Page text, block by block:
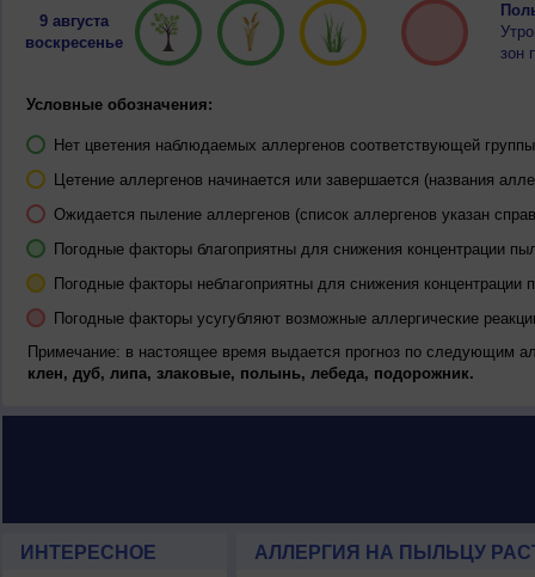
9 августа
воскресенье
зон
Условные обозначения:
Нет цветения наблюдаемых аллергенов соответствующей
Цетение аллергенов начинается или завершается (названия
Ожидается пыление аллергенов (список аллергенов указан
Погодные факторы благоприятны для снижения концентрации
Погодные факторы неблагоприятны для снижения концентрации
Погодные факторы усугубляют возможные аллергические
Примечание: в настоящее время выдается прогноз по следующим
клен, дуб, липа, злаковые, полынь, лебеда, подорожник.
ИНТЕРЕСНОЕ АЛЛЕРГИЯ НА ПЫЛЬЦУ